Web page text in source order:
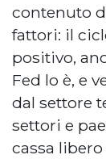
contenuto
fattori: il
positivo,
Fed lo è, e
dal settore
settori e
cassa